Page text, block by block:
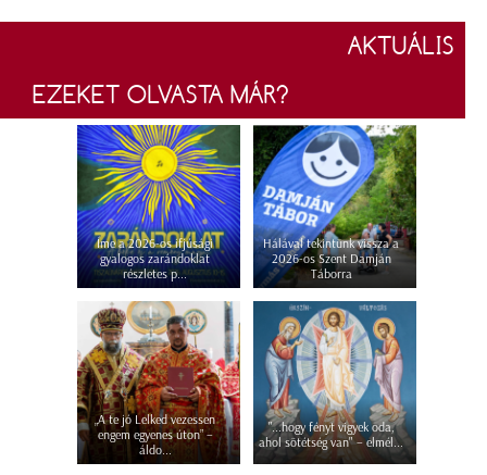
AKTUÁLIS
EZEKET OLVASTA MÁR?
Íme a 2026-os ifjúsági
gyalogos zarándoklat
részletes p...
Hálával tekintünk vissza a
2026-os Szent Damján
Táborra
„A te jó Lelked vezessen
engem egyenes úton” –
áldo...
"...hogy fényt vigyek oda,
ahol sötétség van" – elmél...